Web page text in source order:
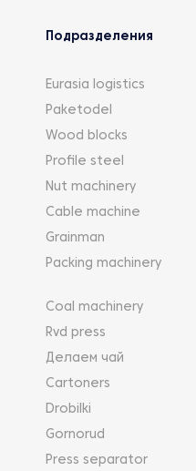
Подразделения
Eurasia logistics
Paketodel
Wood blocks
Profile steel
Nut machinery
Cable machine
Grainman
Packing machinery
Coal machinery
Rvd press
Делаем чай
Cartoners
Drobilki
Gornorud
Press separator